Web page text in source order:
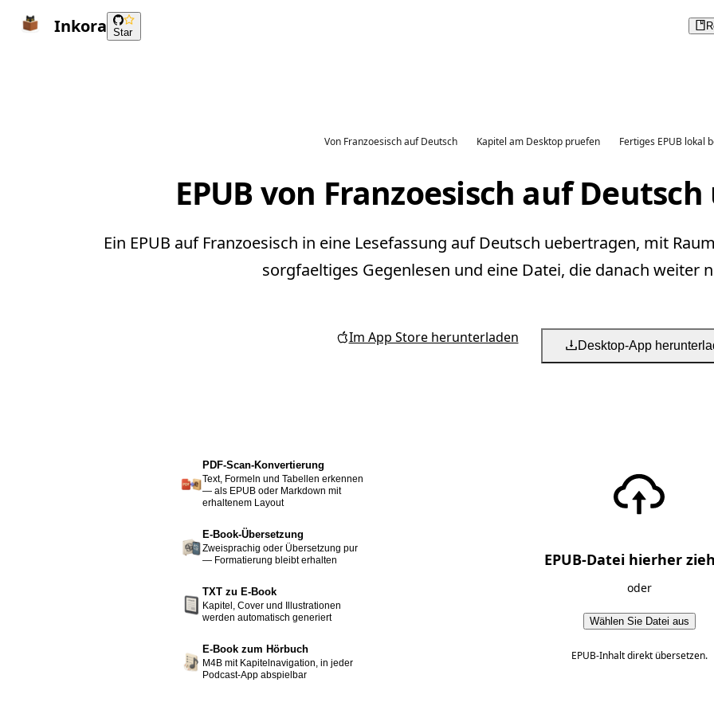
Inkora Star
Von Franzoesisch auf Deutsch Kapitel am Desktop pruefen Fertiges EPUB lokal
EPUB von Franzoesisch auf
Ein EPUB auf Franzoesisch in eine Lesefassung auf Deutsch uebertragen, mit
sorgfaeltiges Gegenlesen und eine Datei, die danach weiter
Im App Store herunterladen Desktop-App
PDF-Scan-Konvertierung
Text, Formeln und Tabellen erkennen
— als EPUB oder Markdown mit
erhaltenem Layout
E-Book-Übersetzung
Zweisprachig oder Übersetzung pur
— Formatierung bleibt erhalten
TXT zu E-Book
Kapitel, Cover und Illustrationen
werden automatisch generiert
E-Book zum Hörbuch
M4B mit Kapitelnavigation, in jeder
Podcast-App abspielbar
EPUB-Datei hierher
oder
Wählen Sie Datei aus
EPUB-Inhalt direkt übersetzen.